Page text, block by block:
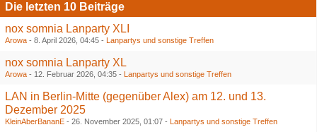
Die letzten 10 Beiträge
nox somnia Lanparty XLI
Arowa - 8. April 2026, 04:45 - Lanpartys und sonstige Treffen
nox somnia Lanparty XL
Arowa - 12. Februar 2026, 04:35 - Lanpartys und sonstige Treffen
LAN in Berlin-Mitte (gegenüber Alex) am 12. und 13.
Dezember 2025
KleinAberBananE - 26. November 2025, 01:07 - Lanpartys und sonstige Treffen